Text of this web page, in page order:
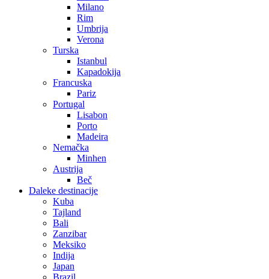
Milano
Rim
Umbrija
Verona
Turska
Istanbul
Kapadokija
Francuska
Pariz
Portugal
Lisabon
Porto
Madeira
Nemačka
Minhen
Austrija
Beč
Daleke destinacije
Kuba
Tajland
Bali
Zanzibar
Meksiko
Indija
Japan